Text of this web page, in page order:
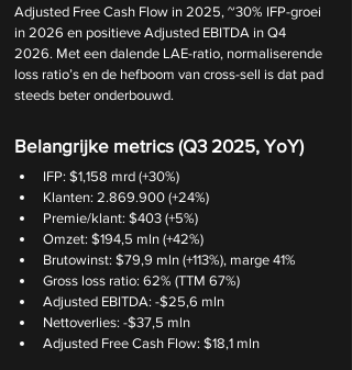
Adjusted Free Cash Flow in 2025, ~30% IFP-groei
in 2026 en positieve Adjusted EBITDA in Q4
2026. Met een dalende LAE-ratio, normaliserende
loss ratio’s en de hefboom van cross-sell is dat pad
steeds beter onderbouwd.
Belangrijke metrics (Q3 2025, YoY)
IFP: $1,158 mrd (+30%)
Klanten: 2.869.900 (+24%)
Premie/klant: $403 (+5%)
Omzet: $194,5 mln (+42%)
Brutowinst: $79,9 mln (+113%), marge 41%
Gross loss ratio: 62% (TTM 67%)
Adjusted EBITDA: -$25,6 mln
Nettoverlies: -$37,5 mln
Adjusted Free Cash Flow: $18,1 mln